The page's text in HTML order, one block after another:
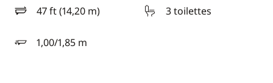
47 ft (14,20 m)
longueur 3 toilettes
1,00/1,85 m
tirant d'eau